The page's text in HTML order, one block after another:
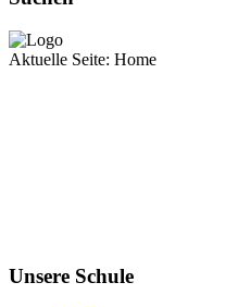
Aktuelle Seite: Home
Unsere Schule